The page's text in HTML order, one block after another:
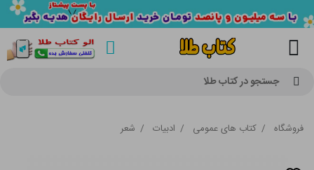
جستجو در کتاب طلا
فروشگاه / کتاب های عمومی / ادبیات / شعر